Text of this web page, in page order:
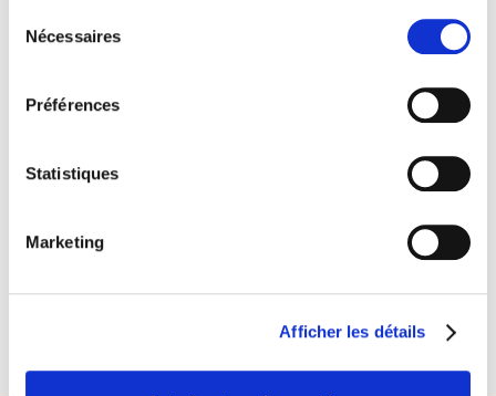
Nécessaires
Préférences
Statistiques
Marketing
Afficher les détails
ATALIAN Maintenance & Energy, pourquoi ?
11